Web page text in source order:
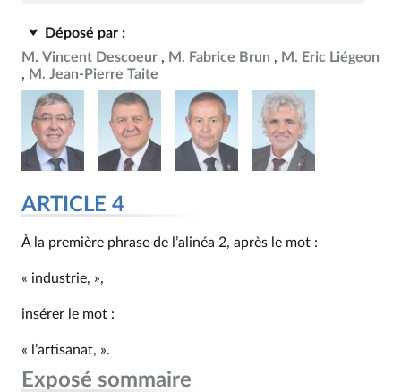
Déposé par :
M. Vincent Descoeur
M. Fabrice Brun
M. Eric Liégeon
M. Jean-Pierre Taite
ARTICLE 4
À la première phrase de l’alinéa 2, après le mot :
« industrie, »,
insérer le mot :
« l’artisanat, ».
Exposé sommaire